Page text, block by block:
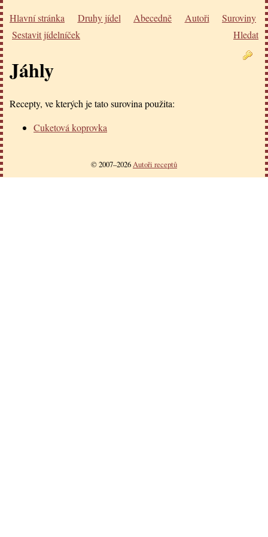
Hlavní stránka Druhy jídel Abecedně Autoři
Suroviny
Sestavit jídelníček
Hledat
Jáhly
Recepty, ve kterých je tato surovina použita:
Cuketová koprovka
© 2007–2026Autoři receptů